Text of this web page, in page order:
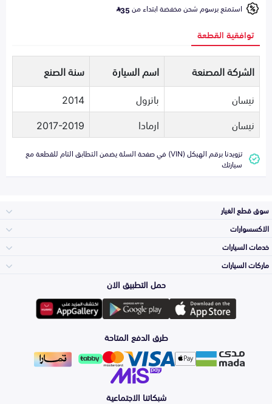
استمتع برسوم شحن مخفضة ابتداء من35
توافقية القطعة
الشركة المصنعة اسم السيارة
سنة الصنع
نيسان
باترول
2014
نيسان
ارمادا 2017-2019
تزويدنا برقم الهيكل (VIN) في صفحة السلة يضمن التطابق التام للقطعة مع
سيارتك
سوق قطع الغيار
المكائن، القيرات
وملحقاتها
الشمعات
والاصطبات (الاضاءة)
الفرامل والأقمشة
الاكسسوارات
لوازم الرحلات
اكسسوارات العناية
خدمات السيارات
الأكثر مبيعاً
التلميع والعناية
ماركات السيارات
تويوتا
هيونداي
كيا
حمل التطبيق الان
طرق الدفع المتاحة
شبكاتنا الاجتماعية